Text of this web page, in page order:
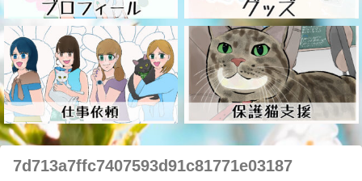
7d713a7ffc7407593d91c81771e03187